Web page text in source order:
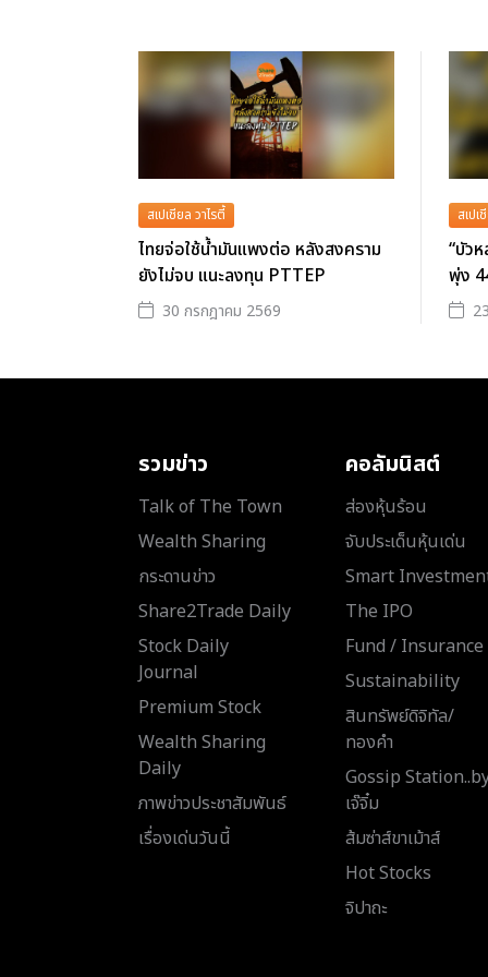
สเปเชียล วาไรตี้
ไทยจ่อใช้น้ำมันแพงต่อ หลังสงคราม
ยังไม่จบ แนะลงทุน PTTEP
30 กรกฎาคม 2569
สเปเ
“บัวห
พุ่ง
รวมข่าว
Talk of The Town
Wealth Sharing
กระดานข่าว
Share2Trade Daily
Stock Daily
Journal
Premium Stock
Wealth Sharing
Daily
ภาพข่าวประชาสัมพันธ์
เรื่องเด่นวันนี้
คอลัมนิสต์
ส่องหุ้นร้อน
จับประเด็นหุ้นเด่น
Smart
The IPO
Fund / Insurance
Sustainability
สินทรัพย์ดิจิทัล/
ทองคำ
Gossip
เจ๊จิ๋ม
ส้มซ่าส์ขาเม้าส์
Hot Stocks
จิปาถะ